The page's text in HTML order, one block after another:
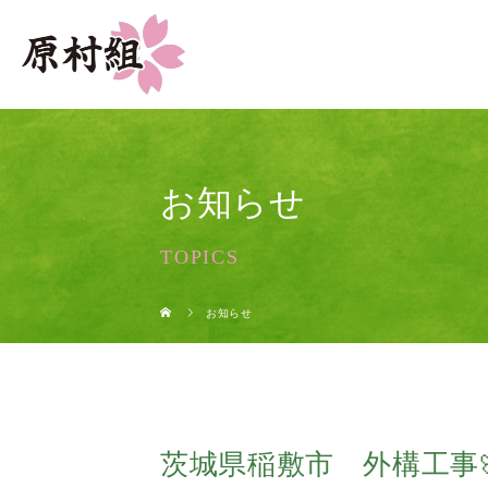
お知らせ
TOPICS
お知らせ
茨城県稲敷市 外構工事